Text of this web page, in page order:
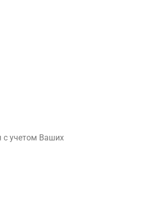
с учетом Ваших